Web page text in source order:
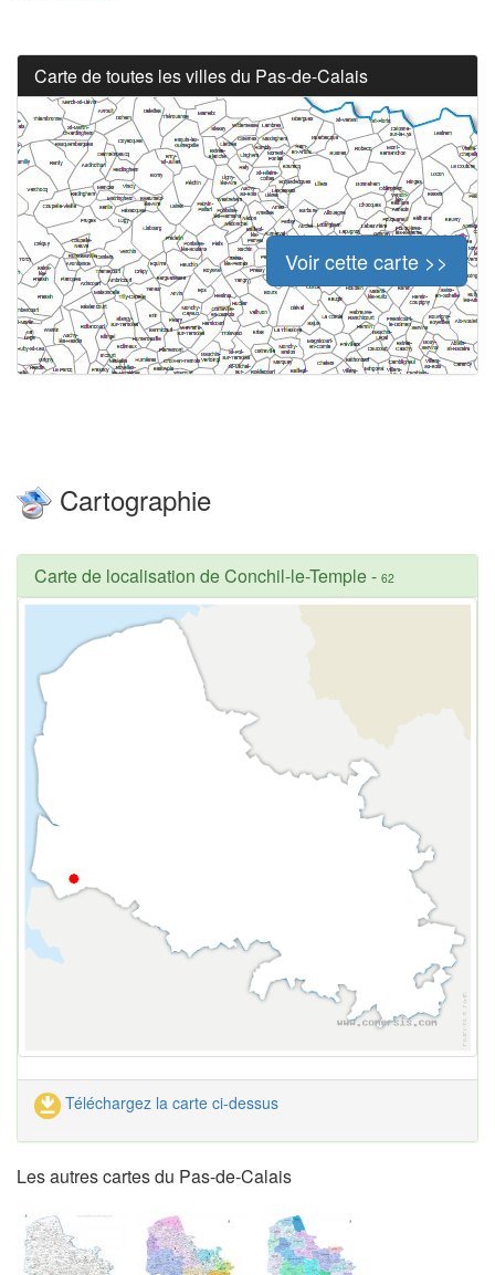
Carte de toutes les villes du Pas-de-Calais
Voir cette carte >>
Cartographie
Carte de localisation de Conchil-le-Temple- 62
Téléchargez la carte ci-dessus
Les autres cartes du Pas-de-Calais